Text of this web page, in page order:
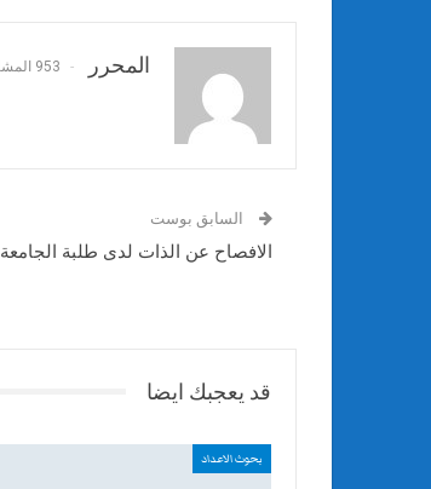
المحرر 953 المشاركات
السابق بوست
الافصاح عن الذات لدى طلبة الجامعة
قد يعجبك ايضا
بحوث الاعداد